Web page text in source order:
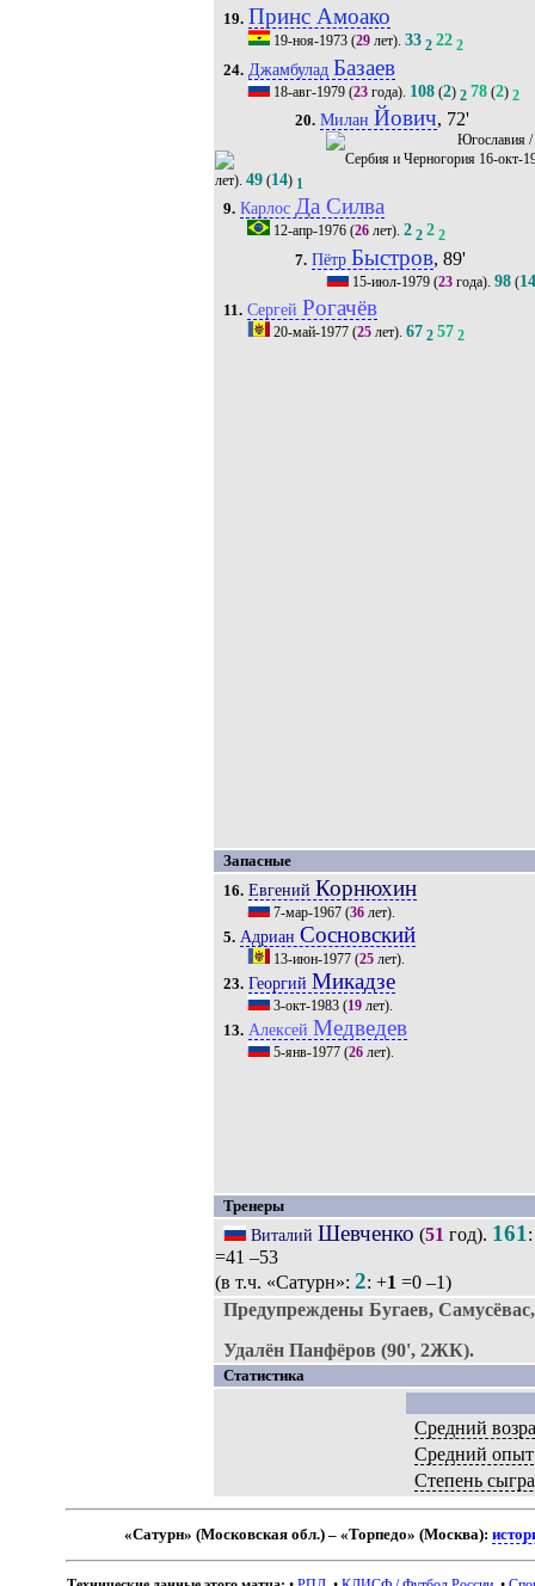
19. Принс Амоако
19-ноя-1973(29лет). 33 2 22 2
24. Джамбулад Базаев
18-авг-1979(23года). 108(2) 2 78(2) 2
20. Милан Йович, 72'
/
16-окт-
лет). 49 (14) 1
9. Карлос Да Силва
12-апр-1976(26лет). 2 2 2 2
7. Пётр Быстров, 89'
15-июл-1979 (23 года).98 (
11. Сергей Рогачёв
20-май-1977(25лет). 67 2 57 2
Запасные
16. Евгений Корнюхин
7-мар-1967(36лет).
5. Адриан Сосновский
13-июн-1977(25лет).
23. Георгий Микадзе
3-окт-1983(19лет).
13. Алексей Медведев
5-янв-1977(26лет).
Тренеры
Виталий Шевченко (51 год). 161
=41 –53
(в т.ч. «Сатурн»: 2: +1 =0 –1)
Предупреждены Бугаев,
Удалён Панфёров (90', 2ЖК).
Статистика
Средний
Средний опыт
Степень
«Сатурн» (Московская обл.) – «Торпедо» (Москва):